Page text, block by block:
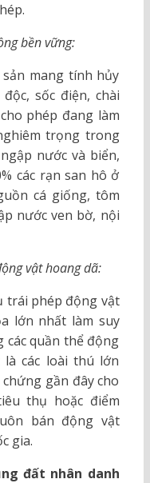
bền vững:
mang tính hủy
sốc điện, chài
phép đang làm
trọng trong
nước và biển,
các rạn san hô ở
cá giống, tôm
nước ven bờ, nội
vật hoang dã:
trái phép động vật
lớn nhất làm suy
các quần thể động
các loài thú lớn
gần đây cho
thụ hoặc điểm
bán động vật
gia.
đất nhân danh